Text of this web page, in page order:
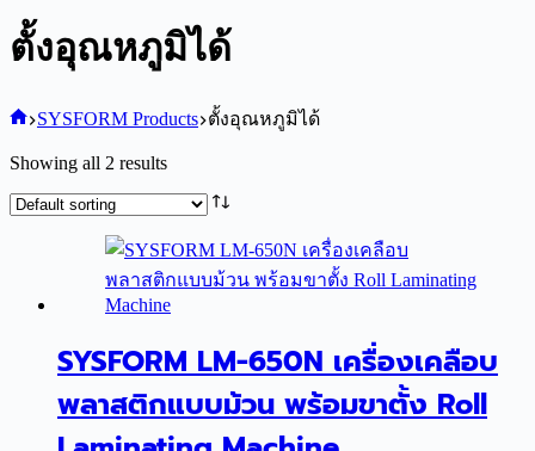
ตั้งอุณหภูมิได้
Home
SYSFORM Products ตั้งอุณหภูมิได้
Showing all 2 results
SYSFORM LM-650N เครื่องเคลือบ
พลาสติกแบบม้วน พร้อมขาตั้ง Roll